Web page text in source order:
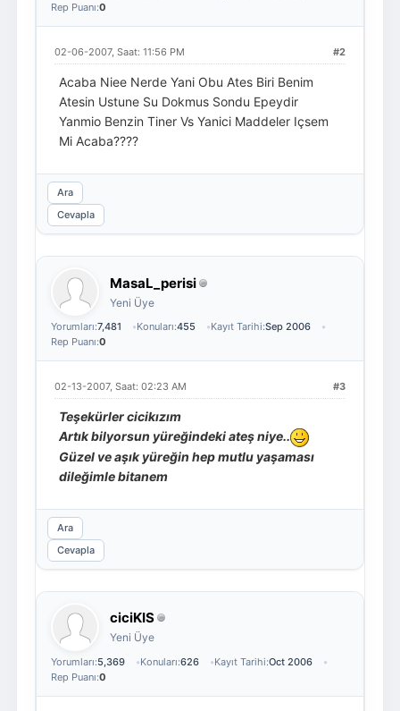
Rep Puanı:0
#2
02-06-2007, Saat: 11:56 PM
Acaba Niee Nerde Yani Obu Ates Biri Benim
Atesin Ustune Su Dokmus Sondu Epeydir
Yanmio Benzin Tiner Vs Yanici Maddeler Içsem
Mi Acaba????
Ara
Cevapla
MasaL_perisi
Yeni Üye
Yorumları:7,481 Konuları:455 Kayıt Tarihi:Sep 2006
Rep Puanı:0
#3
02-13-2007, Saat: 02:23 AM
Teşekürler cicikızım
Artık bilyorsun yüreğindeki ateş niye..
Güzel ve aşık yüreğin hep mutlu yaşaması
dileğimle bitanem
Ara
Cevapla
ciciKIS
Yeni Üye
Yorumları:5,369 Konuları:626 Kayıt Tarihi:Oct 2006
Rep Puanı:0